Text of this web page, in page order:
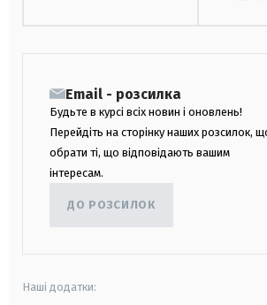
Email - розсилка
Будьте в курсі всіх новин і оновлень!
Перейдіть на сторінку наших розсилок,
обрати ті, що відповідають вашим
інтересам.
ДО РОЗСИЛОК
Наші додатки: